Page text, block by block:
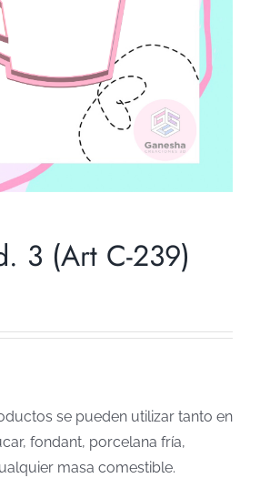
3 (Art C-239)
se pueden utilizar tanto en
fondant, porcelana fría,
masa comestible.